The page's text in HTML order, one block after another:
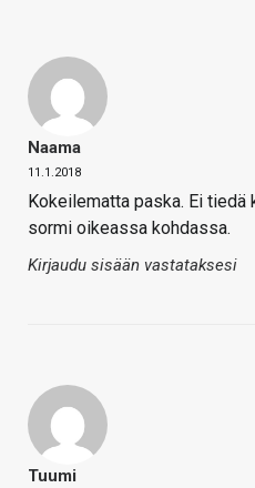
Naama
11.1.2018
Kokeilematta paska. Ei tiedä
sormi oikeassa kohdassa.
Kirjaudu sisään vastataksesi
Tuumi